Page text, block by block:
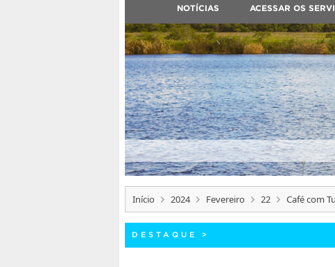
NOTÍCIAS ACESSAR OS
Início 2024 Fevereiro 22 Café com
DESTAQUE >